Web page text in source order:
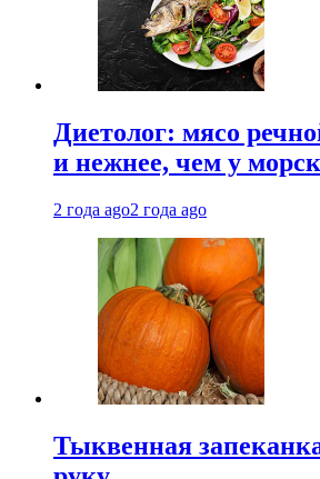
Диетолог: мясо
и нежнее, чем у
2 года ago2 года ago
Тыквенная